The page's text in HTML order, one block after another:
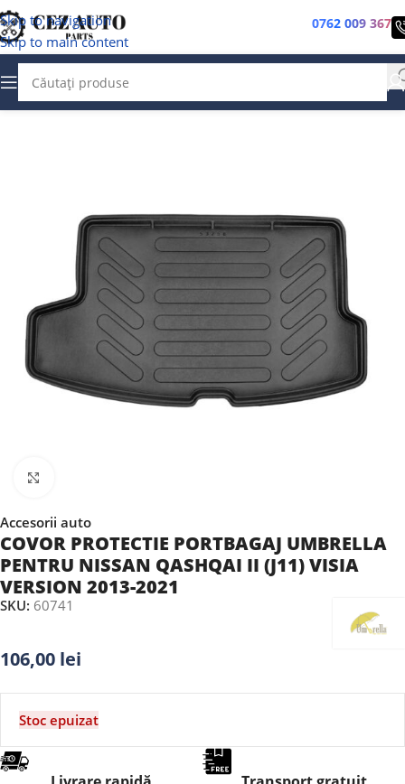
Skip to navigation
Skip to main content
0762 009 367
Accesorii auto
COVOR PROTECTIE PORTBAGAJ UMBRELLA
PENTRU NISSAN QASHQAI II (J11) VISIA
VERSION 2013-2021
SKU: 60741
106,00 lei
Stoc epuizat